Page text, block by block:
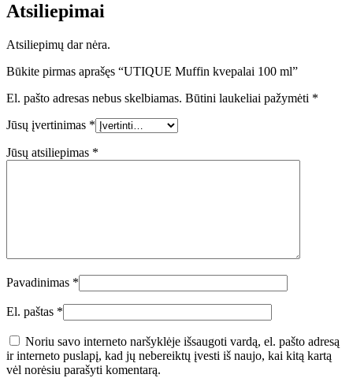
Atsiliepimai
Atsiliepimų dar nėra.
Būkite pirmas aprašęs “UTIQUE Muffin kvepalai 100 ml”
El. pašto adresas nebus skelbiamas. Būtini laukeliai pažymėti *
Jūsų įvertinimas *
Jūsų atsiliepimas *
Pavadinimas *
El. paštas *
Noriu savo interneto naršyklėje išsaugoti vardą, el. pašto adresą
ir interneto puslapį, kad jų nebereiktų įvesti iš naujo, kai kitą kartą
vėl norėsiu parašyti komentarą.